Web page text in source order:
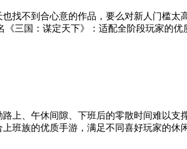
找不到合心意的作品，要么对新人门槛
三国：谋定天下》：适配全阶段玩家的优
上、午休间隙、下班后的零散时间难以
班族的优质手游，满足不同喜好玩家的休